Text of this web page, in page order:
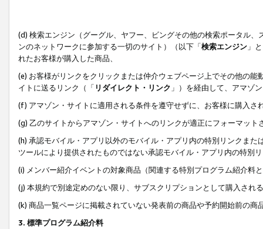
(d) 検索エンジン（グーグル、ヤフー、ビングその他の検索ポータル
ンのネットワークに参加する一切のサイト）（以下「検索エンジン 」
れたお客様が購入した商品、
(e) お客様がリンクをクリックまたは仲介ウェブページ上でその他の
イトに送るリンク（「 リダイレクト・リンク 」）を経由して、アマゾ
(f) アマゾン・サイトに適用される条件を遵守せずに、お客様に購入さ
(g) 乙のサイトからアマゾン・サイトへのリンクが適正にフォーマッ
(h) 承認モバイル・アプリ以外のモバイル・アプリ内の特別リンクま
ツールにより提供されたものではない承認モバイル・アプリ内の特別
(i) メンバー紹介イベントの対象商品（関連する特別プログラム紹介料
(j) 本規約で別途定めのない限り、サブスクリプションとして購入され
(k) 商品一覧ページに掲載されていない発表前の商品や予約開始前の商
3. 標準プログラム紹介料